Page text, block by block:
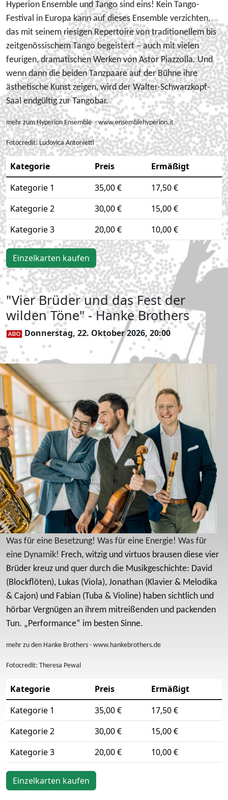
Hyperion Ensemble und Tango sind eins! Kein Tango-
Festival in Europa kann auf dieses Ensemble verzichten,
das mit seinem riesigen Repertoire von traditionellem bis
zeitgenössischem Tango begeistert – auch mit vielen
feurigen, dramatischen Werken von Astor Piazzolla. Und
wenn dann die beiden Tanzpaare auf der Bühne ihre
ästhetische Kunst zeigen, wird der Walter-Schwarzkopf-
Saal endgültig zur Tangobar.
mehr zum Hyperion Ensemble - www.ensemblehyperion.it
Fotocredit: Ludovica Antonietti
Kategorie Preis
Ermäßigt
Kategorie 1
35,00 €
17,50 €
Kategorie 2
30,00 €
15,00 €
Kategorie 3
20,00 € 10,00 €
Einzelkarten kaufen
"Vier Brüder und das Fest der
wilden Töne" - Hanke Brothers
Donnerstag, 22. Oktober 2026, 20:00
Was für eine Besetzung! Was für eine Energie! Was für
eine Dynamik! Frech, witzig und virtuos brausen diese vier
Brüder kreuz und quer durch die Musikgeschichte: David
(Blockflöten), Lukas (Viola), Jonathan (Klavier & Melodika
& Cajon) und Fabian (Tuba & Violine) haben sichtlich und
hörbar Vergnügen an ihrem mitreißenden und packenden
Tun. „Performance“ im besten Sinne.
mehr zu den Hanke Brothers - www.hankebrothers.de
Fotocredit: Theresa Pewal
Kategorie Preis
Ermäßigt
Kategorie 1
35,00 €
17,50 €
Kategorie 2
30,00 €
15,00 €
Kategorie 3
20,00 € 10,00 €
Einzelkarten kaufen